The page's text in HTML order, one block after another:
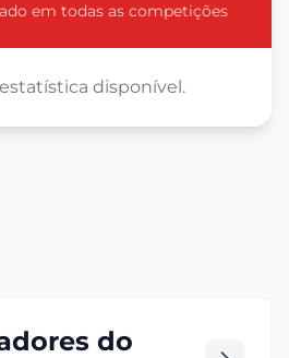
em todas as competições
disponível.
do